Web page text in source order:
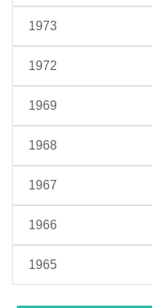
1973
1972
1969
1968
1967
1966
1965